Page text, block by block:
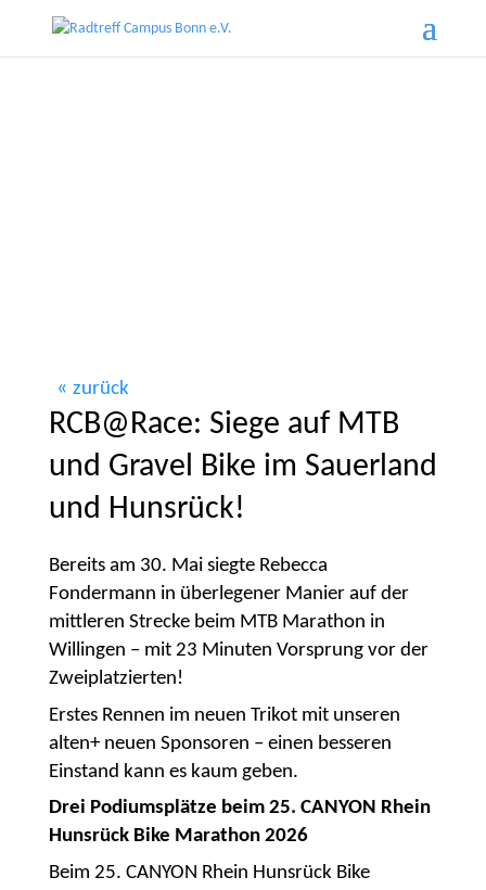
zurück
RCB@Race: Siege auf MTB
und Gravel Bike im Sauerland
und Hunsrück!
Bereits am 30. Mai siegte Rebecca
Fondermann in überlegener Manier auf der
mittleren Strecke beim MTB Marathon in
Willingen – mit 23 Minuten Vorsprung vor der
Zweiplatzierten!
Erstes Rennen im neuen Trikot mit unseren
alten+ neuen Sponsoren – einen besseren
Einstand kann es kaum geben.
Drei Podiumsplätze beim 25. CANYON Rhein
Hunsrück Bike Marathon 2026
Beim 25. CANYON Rhein Hunsrück Bike